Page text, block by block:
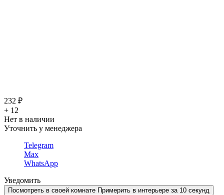
232 ₽
+ 12
Нет в наличии
Уточнить у менеджера
Telegram
Max
WhatsApp
Уведомить
Посмотреть в своей комнате Примерить в интерьере за 10 секунд